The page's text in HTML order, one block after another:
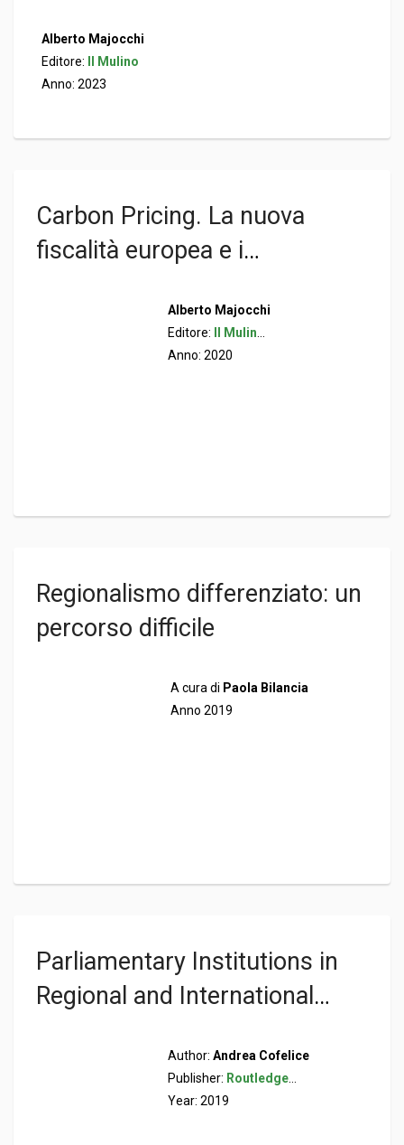
Alberto Majocchi
Editore:
Il Mulino
Anno: 2023
Carbon Pricing. La nuova
fiscalità europea e i
Alberto Majocchi
Editore:
Il Mulino
Anno: 2020
Regionalismo differenziato: un
percorso difficile
A cura di Paola Bilancia
Anno 2019
Parliamentary Institutions in
Regional and International
Author: Andrea Cofelice
Publisher: Routledge
Year: 2019